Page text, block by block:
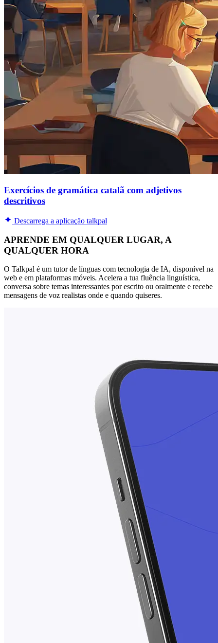
Exercícios de gramática catalã com adjetivos
descritivos
Descarrega a aplicação talkpal
APRENDE EM QUALQUER LUGAR, A
QUALQUER HORA
O Talkpal é um tutor de línguas com tecnologia de IA, disponível na
web e em plataformas móveis. Acelera a tua fluência linguística,
conversa sobre temas interessantes por escrito ou oralmente e recebe
mensagens de voz realistas onde e quando quiseres.